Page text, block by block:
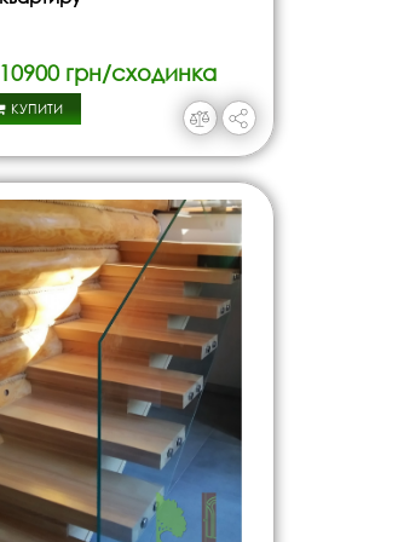
10900 грн/сходинка
КУПИТИ